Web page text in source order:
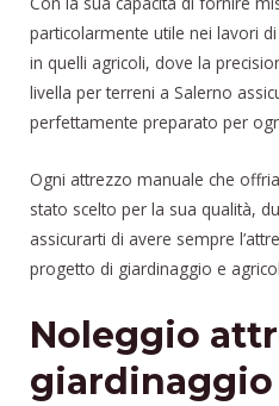
particolarmente utile nei lavori
in quelli agricoli, dove la
livella per terreni a Salerno
perfettamente preparato per
Ogni attrezzo manuale che
stato scelto per la sua qualità,
assicurarti di avere sempre
progetto di giardinaggio e
Noleggio
giardinaggio